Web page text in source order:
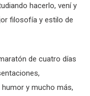
hacerlo, vení y
filosofía y estilo de
de cuatro días
y mucho más,